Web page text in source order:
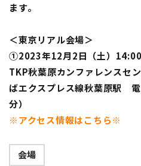
ます。
＜東京リアル会場＞
①2023年12月2日（土）
TKP秋葉原カンファレンスセ
ばエクスプレス線秋葉原駅
分）
※アクセス情報はこちら※
会場